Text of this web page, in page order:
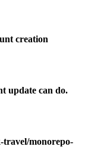
creation
update can do.
travel/monorepo-